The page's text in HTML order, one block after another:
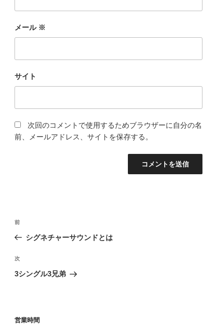
メール ※
サイト
次回のコメントで使用するためブラウザーに自分の名
前、メールアドレス、サイトを保存する。
投
ビ
ゲ
ン
前
の
稿
前
シグネチャーサウンドとは
次
の
次
3シングル3兄弟
営業時間